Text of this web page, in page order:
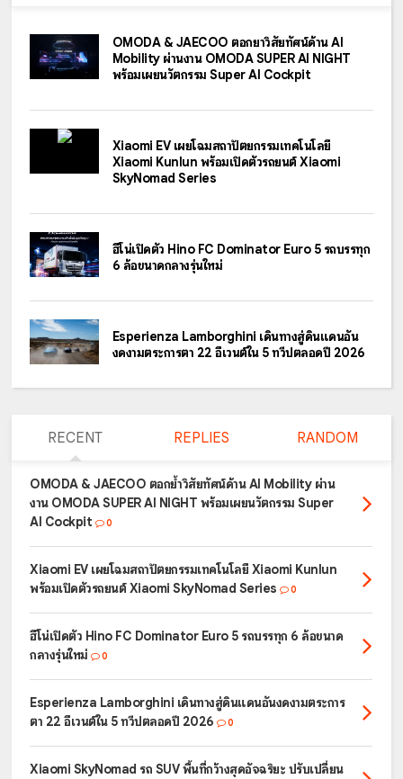
OMODA & JAECOO ตอกย้ำวิสัยทัศน์ด้าน AI
Mobility ผ่านงาน OMODA SUPER AI NIGHT
พร้อมเผยนวัตกรรม Super AI Cockpit
Xiaomi EV เผยโฉมสถาปัตยกรรมเทคโนโลยี
Xiaomi Kunlun พร้อมเปิดตัวรถยนต์ Xiaomi
SkyNomad Series
ฮีโน่เปิดตัว Hino FC Dominator Euro 5 รถบรรทุก
6 ล้อขนาดกลางรุ่นใหม่
Esperienza Lamborghini เดินทางสู่ดินแดนอัน
งดงามตระการตา 22 อีเวนต์ใน 5 ทวีปตลอดปี 2026
RECENT REPLIES RANDOM
OMODA & JAECOO ตอกย้ำวิสัยทัศน์ด้าน AI Mobility ผ่าน
งาน OMODA SUPER AI NIGHT พร้อมเผยนวัตกรรม Super
AI Cockpit
0
Xiaomi EV เผยโฉมสถาปัตยกรรมเทคโนโลยี Xiaomi Kunlun
พร้อมเปิดตัวรถยนต์ Xiaomi SkyNomad Series
0
ฮีโน่เปิดตัว Hino FC Dominator Euro 5 รถบรรทุก 6 ล้อขนาด
กลางรุ่นใหม่
0
Esperienza Lamborghini เดินทางสู่ดินแดนอันงดงามตระการ
ตา 22 อีเวนต์ใน 5 ทวีปตลอดปี 2026
0
Xiaomi SkyNomad รถ SUV พื้นที่กว้างสุดอัจฉริยะ ปรับเปลี่ยน